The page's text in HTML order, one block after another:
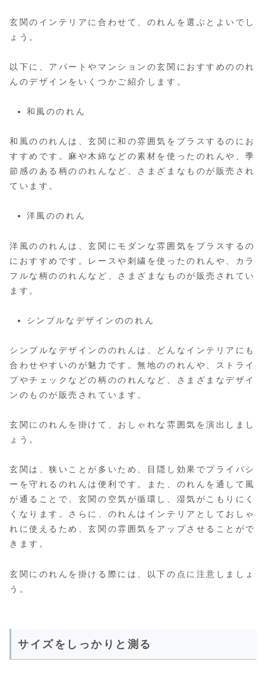
玄関のインテリアに合わせて、のれんを選ぶとよいでし
ょう。
以下に、アパートやマンションの玄関におすすめののれ
んのデザインをいくつかご紹介します。
和風ののれん
和風ののれんは、玄関に和の雰囲気をプラスするのにお
すすめです。麻や木綿などの素材を使ったのれんや、季
節感のある柄ののれんなど、さまざまなものが販売され
ています。
洋風ののれん
洋風ののれんは、玄関にモダンな雰囲気をプラスするの
におすすめです。レースや刺繍を使ったのれんや、カラ
フルな柄ののれんなど、さまざまなものが販売されてい
ます。
シンプルなデザインののれん
シンプルなデザインののれんは、どんなインテリアにも
合わせやすいのが魅力です。無地ののれんや、ストライ
プやチェックなどの柄ののれんなど、さまざまなデザイ
ンのものが販売されています。
玄関にのれんを掛けて、おしゃれな雰囲気を演出しまし
ょう。
玄関は、狭いことが多いため、目隠し効果でプライバシ
ーを守れるのれんは便利です。また、のれんを通して風
が通ることで、玄関の空気が循環し、湿気がこもりにく
くなります。さらに、のれんはインテリアとしておしゃ
れに使えるため、玄関の雰囲気をアップさせることがで
きます。
玄関にのれんを掛ける際には、以下の点に注意しましょ
う。
サイズをしっかりと測る